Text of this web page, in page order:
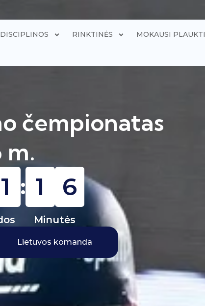
DISCIPLINOS RINKTINĖS MOKAUSI PLAUKTI